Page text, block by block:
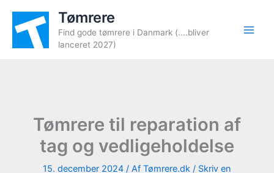
indholdet
Tømrere
Find gode tømrere i Danmark (....bliver
lanceret 2027)
Tømrere til reparation af
tag og vedligeholdelse
15. december 2024 / Af Tømrere.dk / Skriv en